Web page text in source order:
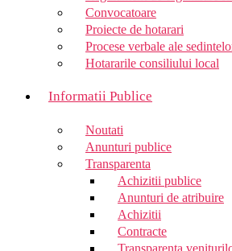
Convocatoare
Proiecte de hotarari
Procese verbale ale
Hotararile consiliului local
Informatii Publice
Noutati
Anunturi publice
Transparenta
Achizitii publice
Anunturi de atribuire
Achizitii
Contracte
Transparenta